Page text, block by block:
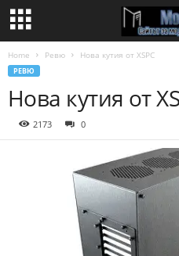
Home Ревю Нова кутия от XSPC
РЕВЮ
Нова кутия от
2173 0